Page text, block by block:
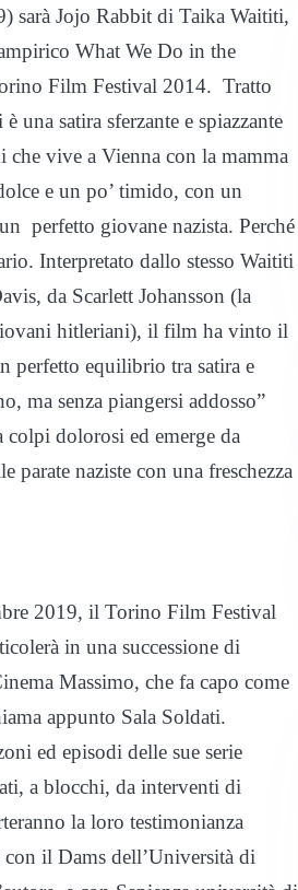
sarà Jojo Rabbit di Taika Waititi,
What We Do in the
Film Festival 2014. Tratto
satira sferzante e spiazzante
vive a Vienna con la mamma
e un po’ timido, con un
perfetto giovane nazista. Perché
Interpretato dallo stesso Waititi
da Scarlett Johansson (la
hitleriani), il film ha vinto il
perfetto equilibrio tra satira e
ma senza piangersi addosso”
dolorosi ed emerge da
parate naziste con una freschezza
2019, il Torino Film Festival
in una successione di
Massimo, che fa capo come
appunto Sala Soldati.
ed episodi delle sue serie
a blocchi, da interventi di
la loro testimonianza
con il Dams dell’Università di